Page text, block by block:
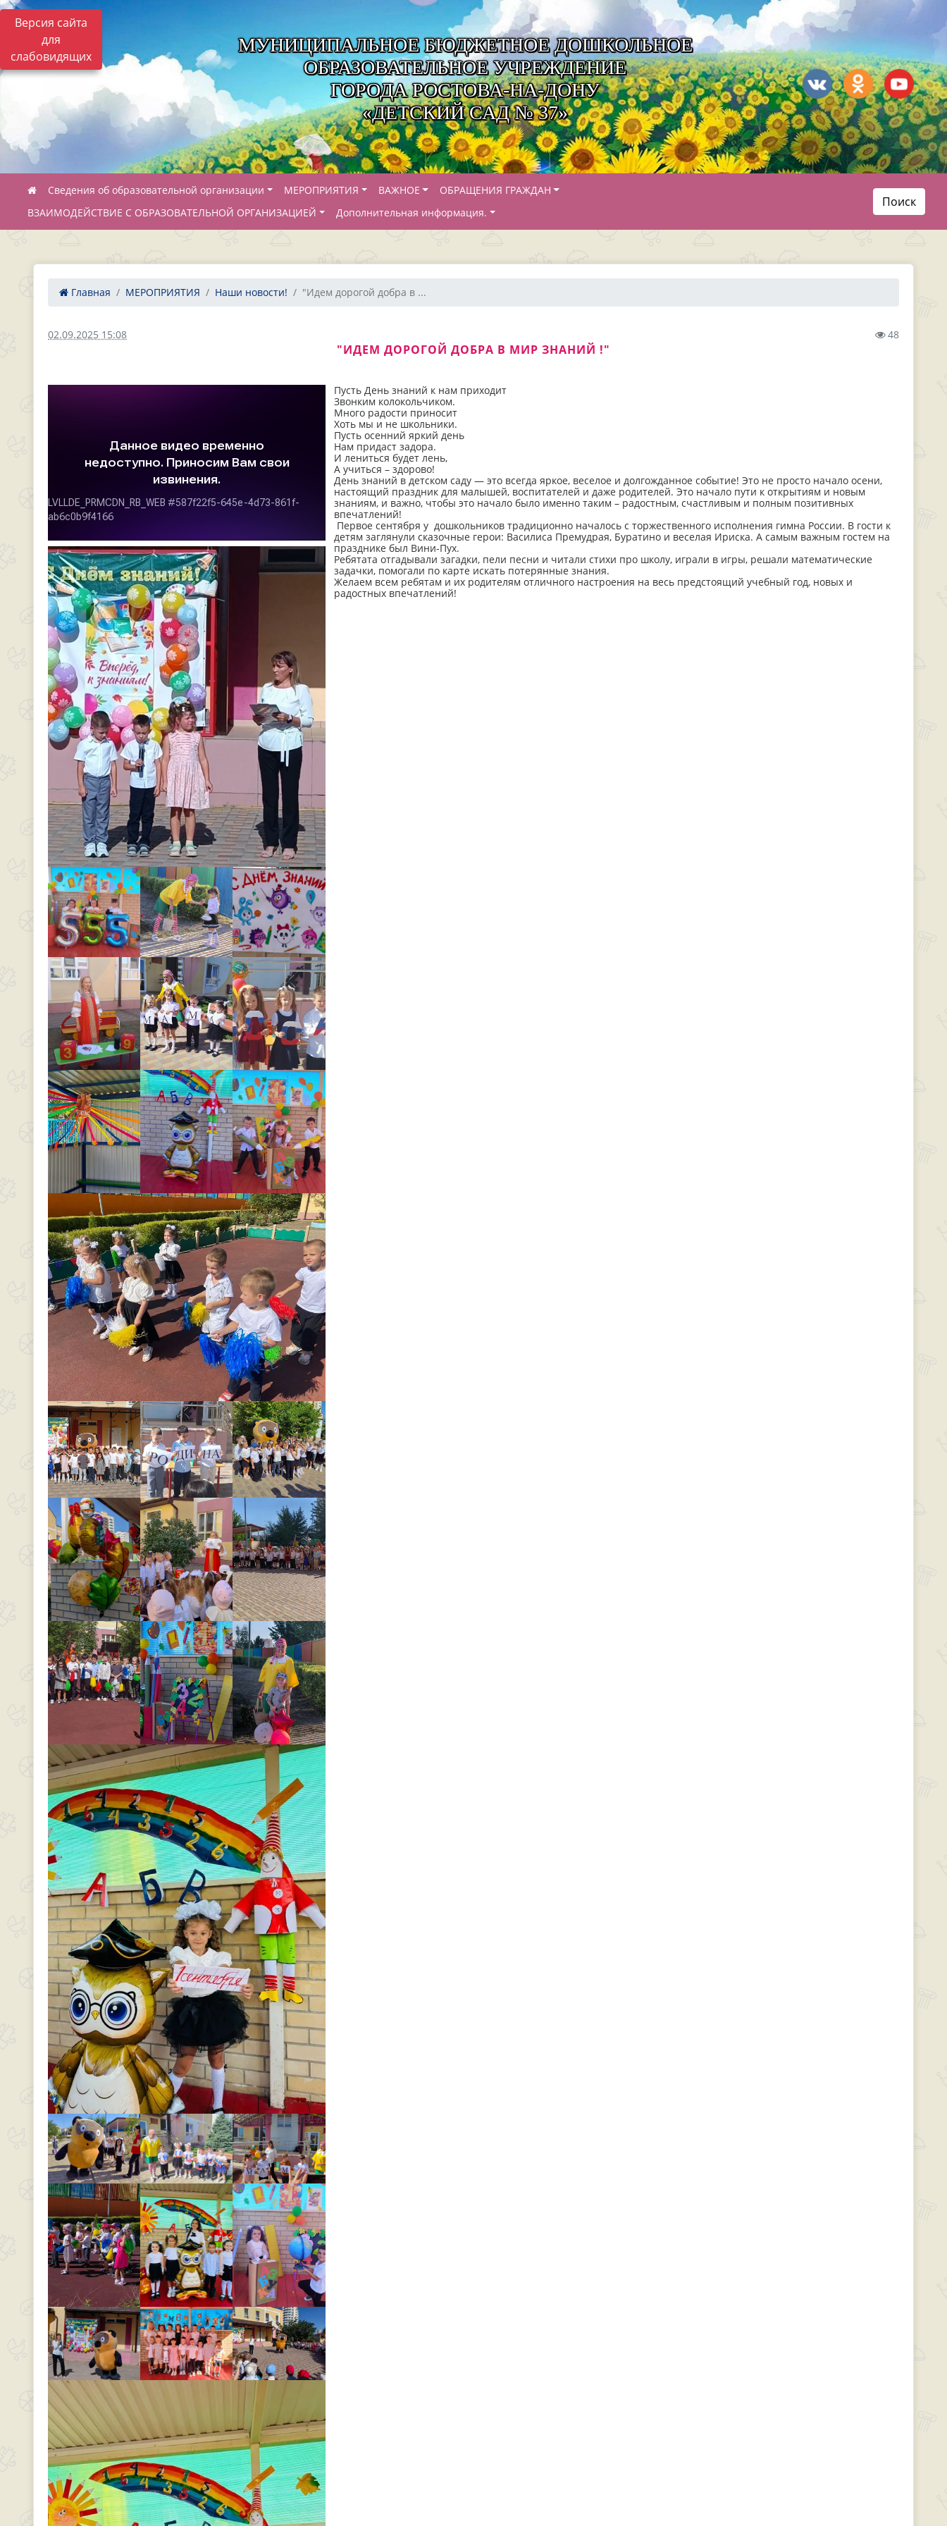
Версия сайта
для
слабовидящих
МУНИЦИПАЛЬНОЕ БЮДЖЕТНОЕ ДОШКОЛЬНОЕ
ОБРАЗОВАТЕЛЬНОЕ УЧРЕЖДЕНИЕ
ГОРОДА РОСТОВА-НА-ДОНУ
«ДЕТСКИЙ САД № 37»
Сведения об образовательной организации МЕРОПРИЯТИЯ ВАЖНОЕ
ОБРАЩЕНИЯ ГРАЖДАН
ВЗАИМОДЕЙСТВИЕ С ОБРАЗОВАТЕЛЬНОЙ ОРГАНИЗАЦИЕЙ
Дополнительная информация.
Поиск
Главная МЕРОПРИЯТИЯ Наши новости! "Идем дорогой добра в ...
02.09.2025 15:08 48
"ИДЕМ ДОРОГОЙ ДОБРА В МИР ЗНАНИЙ !"
Пусть День знаний к нам приходит
Звонким колокольчиком.
Много радости приносит
Хоть мы и не школьники.
Пусть осенний яркий день
Нам придаст задора.
И лениться будет лень,
А учиться – здорово!
День знаний в детском саду — это всегда яркое, веселое и долгожданное событие! Это не просто начало осени,
настоящий праздник для малышей, воспитателей и даже родителей. Это начало пути к открытиям и новым
знаниям, и важно, чтобы это начало было именно таким – радостным, счастливым и полным позитивных
впечатлений!
Первое сентября у дошкольников традиционно началось с торжественного исполнения гимна России. В гости к
детям заглянули сказочные герои: Василиса Премудрая, Буратино и веселая Ириска. А самым важным гостем на
празднике был Вини-Пух.
Ребятата отгадывали загадки, пели песни и читали стихи про школу, играли в игры, решали математические
задачки, помогали по карте искать потерянные знания.
Желаем всем ребятам и их родителям отличного настроения на весь предстоящий учебный год, новых и
радостных впечатлений!